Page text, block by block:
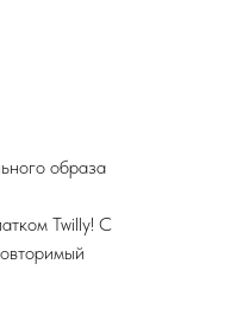
образа
Twilly! С